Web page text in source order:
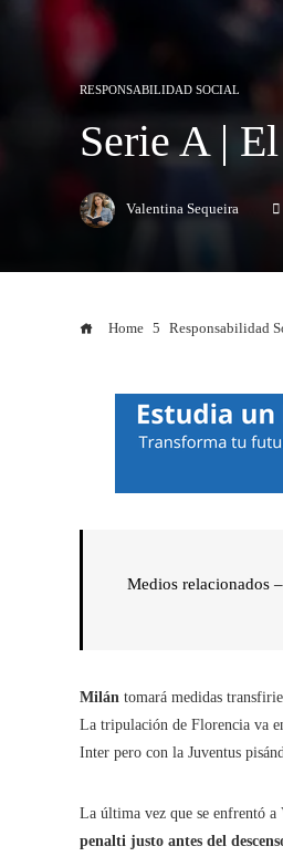
RESPONSABILIDAD SOCIAL
Serie A |
Valentina Sequeira
Home Responsabilidad
Medios relacionados –
Milán tomará medidas
La tripulación de Florencia va
Inter pero con la Juventus
La última vez que se enfrentó
penalti justo antes del